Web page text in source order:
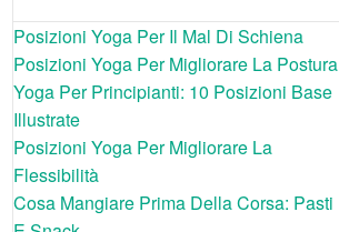
Posizioni Yoga Per Il Mal Di Schiena
Posizioni Yoga Per Migliorare La Postura
Yoga Per Principianti: 10 Posizioni Base
Illustrate
Posizioni Yoga Per Migliorare La
Flessibilità
Cosa Mangiare Prima Della Corsa: Pasti